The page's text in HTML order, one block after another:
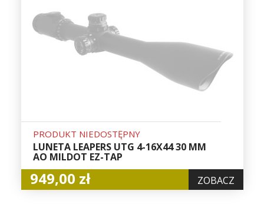
PRODUKT NIEDOSTĘPNY
LUNETA LEAPERS UTG 4-16X44 30 MM
AO MILDOT EZ-TAP
949,00 zł ZOBACZ